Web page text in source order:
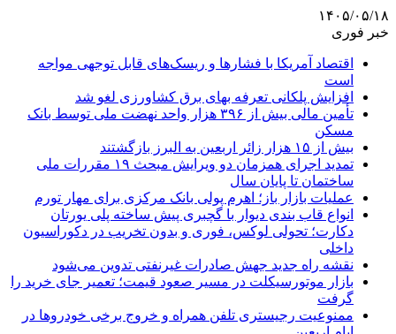
۱۴۰۵/۰۵/۱۸
خبر فوری
اقتصاد آمریکا با فشارها و ریسک‌های قابل توجهی مواجه
است
افزایش پلکانی تعرفه بهای برق کشاورزی لغو شد
تأمین مالی بیش از ۳۹۶ هزار واحد نهضت ملی توسط بانک
مسکن
بیش از ۱۵ هزار زائر اربعین به البرز بازگشتند
تمدید اجرای همزمان دو ویرایش مبحث ۱۹ مقررات ملی
ساختمان تا پایان سال
عملیات بازار باز؛ اهرم پولی بانک مرکزی برای مهار تورم
انواع قاب بندی دیوار با گچبری پیش ساخته پلی یورتان
دکارت؛ تحولی لوکس، فوری و بدون تخریب در دکوراسیون
داخلی
نقشه راه جدید جهش صادرات غیرنفتی تدوین می‌شود
بازار موتورسیکلت در مسیر صعود قیمت؛ تعمیر جای خرید را
گرفت
ممنوعیت رجیستری تلفن همراه و خروج برخی خودروها در